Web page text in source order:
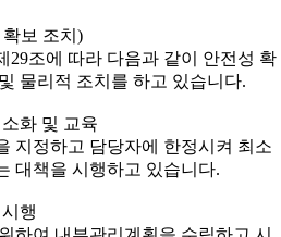
보 조치)
29조에 따라 다음과 같이 안전성 확
물리적 조치를 하고 있습니다.
화 및 교육
지정하고 담당자에 한정시켜 최소
대책을 시행하고 있습니다.
행